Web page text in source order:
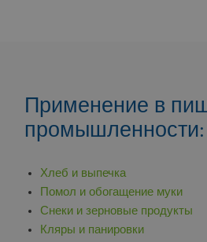
Применение в
промышленности:
Хлеб и выпечка
Помол и обогащение муки
Снеки и зерновые продукты
Кляры и панировки